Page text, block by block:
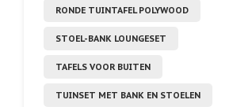
RONDE TUINTAFEL POLYWOOD
STOEL-BANK LOUNGESET
TAFELS VOOR BUITEN
TUINSET MET BANK EN STOELEN